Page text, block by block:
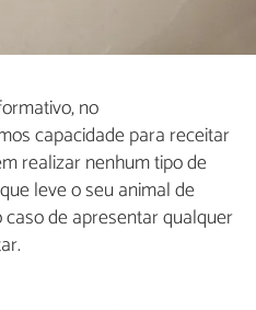
no
capacidade para receitar
realizar nenhum tipo de
leve o seu animal de
de apresentar qualquer